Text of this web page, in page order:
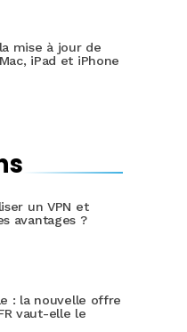
mise à jour de
iPad et iPhone
un VPN et
avantages ?
: la nouvelle offre
vaut-elle le